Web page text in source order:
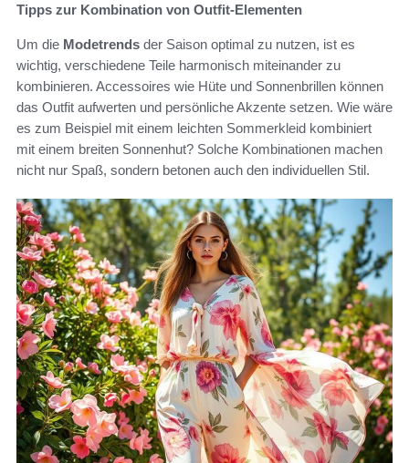
Tipps zur Kombination von Outfit-Elementen
Um die Modetrends der Saison optimal zu nutzen, ist es
wichtig, verschiedene Teile harmonisch miteinander zu
kombinieren. Accessoires wie Hüte und Sonnenbrillen können
das Outfit aufwerten und persönliche Akzente setzen. Wie wäre
es zum Beispiel mit einem leichten Sommerkleid kombiniert
mit einem breiten Sonnenhut? Solche Kombinationen machen
nicht nur Spaß, sondern betonen auch den individuellen Stil.